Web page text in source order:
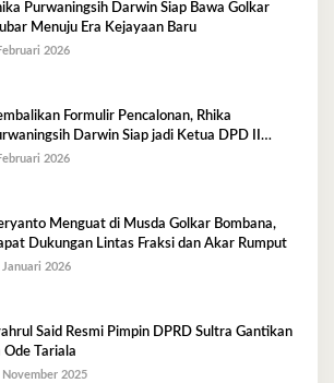
Purwaningsih Darwin Siap Bawa Golkar
Menuju Era Kejayaan Baru
2026
Formulir Pencalonan, Rhika
Darwin Siap jadi Ketua DPD II
Mubar
2026
Menguat di Musda Golkar Bombana,
Dukungan Lintas Fraksi dan Akar Rumput
Januari 2026
Said Resmi Pimpin DPRD Sultra Gantikan
Ode Tariala
November 2025